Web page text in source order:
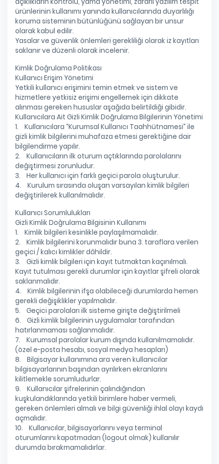
ürünlerinin kullanımı yanında kullanıcılarında duyarlılığı
koruma sisteminin bütünlüğünü sağlayan bir unsur
olarak kabul edilir.
Yasalar ve güvenlik önlemleri gerekliliği olarak iz kayıtları
saklanır ve düzenli olarak incelenir.
Kimlik Doğrulama Politikası
Kullanıcı Erişim Yönetimi
Yetkili kullanıcı erişimini temin etmek ve sistem ve
hizmetlere yetkisiz erişimi engellemek için dikkate
alınması gereken hususlar aşağıda belirtildiği gibidir.
Kullanıcılara Ait Gizli Kimlik Doğrulama Bilgilerinin Yönetimi
1. Kullanıcılara “Kurumsal Kullanıcı Taahhütnamesi” ile
gizli kimlik bilgilerini muhafaza etmesi gerektiğine dair
bilgilendirme yapılır.
2. Kullanıcıların ilk oturum açtıklarında parolalarını
değiştirmesi zorunludur.
3. Her kullanıcı için farklı geçici parola oluşturulur.
4. Kurulum sırasında oluşan varsayılan kimlik bilgileri
değiştirilerek kullanılmalıdır.
Kullanıcı Sorumlulukları
Gizli Kimlik Doğrulama Bilgisinin Kullanımı
1. Kimlik bilgileri kesinlikle paylaşılmamalıdır.
2. Kimlik bilgilerini korunmalıdır buna 3. taraflara verilen
geçici / kalıcı kimlikler dâhildir.
3. Gizli kimlik bilgileri için kayıt tutmaktan kaçınılmalı.
Kayıt tutulması gerekli durumlar için kayıtlar şifreli olarak
saklanmalıdır.
4. Kimlik bilgilerinin ifşa olabileceği durumlarda hemen
gerekli değişiklikler yapılmalıdır.
5. Geçici parolaları ilk sisteme girişte değiştirilmeli
6. Gizli kimlik bilgilerinin uygulamalar tarafından
hatırlanmaması sağlanmalıdır.
7. Kurumsal parolalar kurum dışında kullanılmamalıdır.
(özel e-posta hesabı, sosyal medya hesapları)
8. Bilgisayar kullanımına ara veren kullanıcılar
bilgisayarlarının başından ayrılırken ekranlarını
kilitlemekle sorumludurlar.
9. Kullanıcılar şifrelerinin çalındığından
kuşkulandıklarında yetkili birimlere haber vermeli,
gereken önlemleri almalı ve bilgi güvenliği ihlal olayı kaydı
açmalıdır.
10. Kullanıcılar, bilgisayarlarını veya terminal
oturumlarını kapatmadan (logout olmak) kullanılır
durumda bırakmamalıdırlar.